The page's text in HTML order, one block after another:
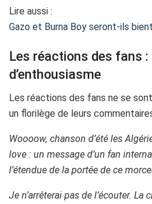
Lire aussi :
Gazo et Burna Boy seront-ils
Les réactions des fans :
d’enthousiasme
Les réactions des fans ne se
un florilège de leurs
Woooow, chanson d’été les
love : un message d’un fan
l’étendue de la portée de ce
Je n’arrêterai pas de l’écouter.